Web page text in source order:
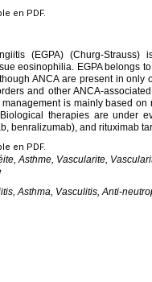
en PDF.
(EGPA) (Churg-
eosinophilia. EGPA belongs
ANCA are present in only
and other ANCA-
is mainly based on
therapies are under
benralizumab), and rituximab
en PDF.
Asthme, Vascularite,
Asthma, Vasculitis, Anti-